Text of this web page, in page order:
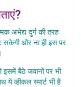
अभेद्य दुर्ग की तरह
सकेगी और ना ही इस पर
इसमें बैठे जवानों पर भी
व्हीकल स्मार्ट भी है